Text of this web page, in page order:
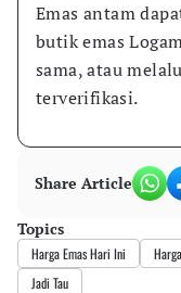
Emas antam
butik emas
sama, atau
terverifikasi.
Share Article
Topics
Harga Emas Hari Ini
Jadi Tau